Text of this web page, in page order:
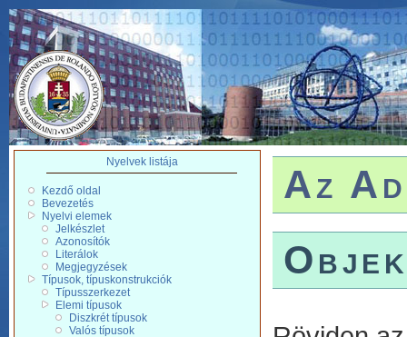
Nyelvek listája
Kezdő oldal
Bevezetés
Nyelvi elemek
Jelkészlet
Azonosítók
Literálok
Megjegyzések
Típusok, típuskonstrukciók
Típusszerkezet
Elemi típusok
Diszkrét típusok
Valós típusok
Az